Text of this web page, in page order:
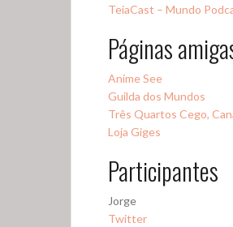
TeiaCast – Mundo
Páginas
Anime See
Guilda dos Mundos
Três Quartos Cego,
Loja Giges
Participantes
Jorge
Twitter